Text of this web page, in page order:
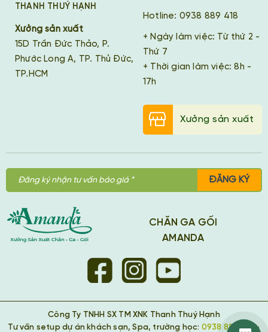
THANH THUÝ HẠNH
Xưởng sản xuất
15D Trần Đức Thảo, P.
Phước Long A, TP. Thủ Đức,
TP.HCM
Hotline: 0938 889 418
+ Ngày làm việc: Từ thứ 2 -
Thứ 7
+ Thời gian làm việc: 8h -
17h
Xưởng sản xuất
ĐĂNG KÝ
CHĂN GA GỐI
AMANDA
Công Ty TNHH SX TM XNK Thanh Thuý Hạnh
Tư vấn setup dự án khách sạn, Spa, trường học: 0938 889 418 -